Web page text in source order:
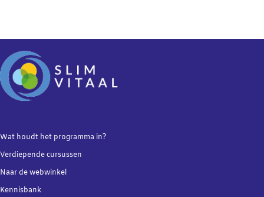
Wat houdt het programma in?
Verdiependecursussen
Naar de webwinkel
Kennisbank